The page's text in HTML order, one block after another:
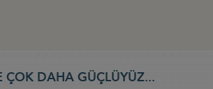
ÇOK DAHA GÜÇLÜYÜZ...